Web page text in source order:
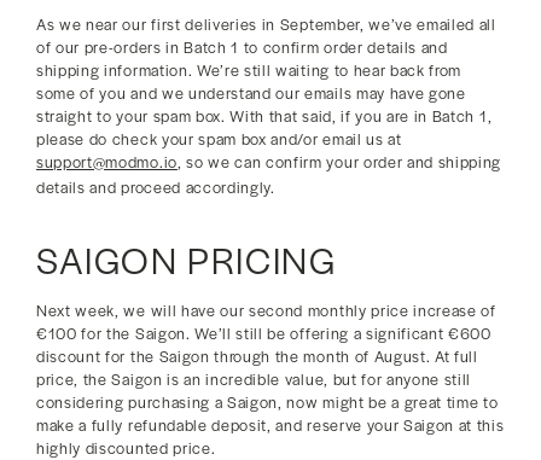
As we near our first deliveries in September, we’ve emailed all
of our pre-orders in Batch 1 to confirm order details and
shipping information. We’re still waiting to hear back from
some of you and we understand our emails may have gone
straight to your spam box. With that said, if you are in Batch 1,
please do check your spam box and/or email us at
support@modmo.io, so we can confirm your order and shipping
details and proceed accordingly.
SAIGON PRICING
Next week, we will have our second monthly price increase of
€100 for the Saigon. We’ll still be offering a significant €600
discount for the Saigon through the month of August. At full
price, the Saigon is an incredible value, but for anyone still
considering purchasing a Saigon, now might be a great time to
make a fully refundable deposit, and reserve your Saigon at this
highly discounted price.